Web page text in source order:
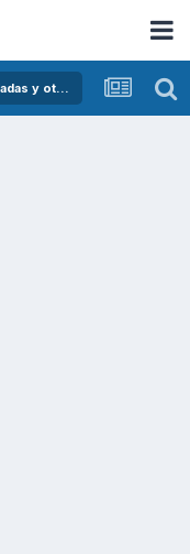
Concentraciones Nacionales, Quedadas, rodadas y otras crónicas del asfalto